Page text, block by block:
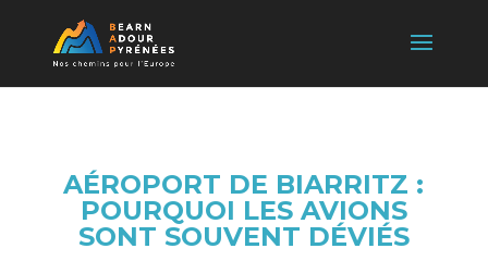
AÉROPORT DE BIARRITZ :
POURQUOI LES AVIONS
SONT SOUVENT DÉVIÉS